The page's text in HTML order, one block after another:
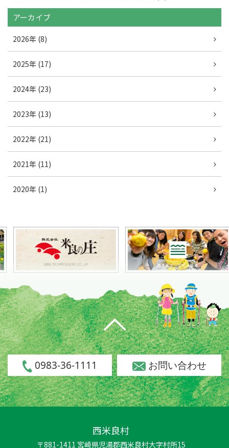
アーカイブ
2026年 (8)
2025年 (17)
2024年 (23)
2023年 (13)
2022年 (21)
2021年 (11)
2020年 (1)
0983-36-1111 お問い合わせ
西米良村
〒881-1411 宮崎県児湯郡西米良村大字村所15